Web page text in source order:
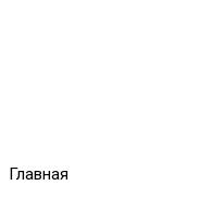
Главная